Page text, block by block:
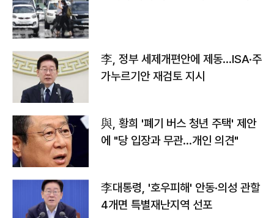
李, 정부 세제개편안에 제동…ISA·주
가누르기안 재검토 지시
與, 황희 '폐기 버스 청년 주택' 제안
에 "당 입장과 무관…개인 의견"
李대통령, '호우피해' 안동·의성 관할
4개면 특별재난지역 선포